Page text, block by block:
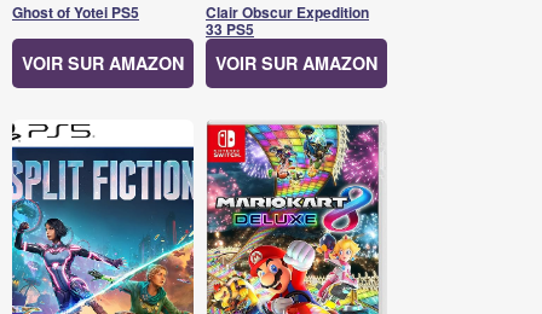
Ghost of Yotei PS5
VOIR SUR AMAZON
Clair Obscur Expedition
33 PS5
VOIR SUR AMAZON